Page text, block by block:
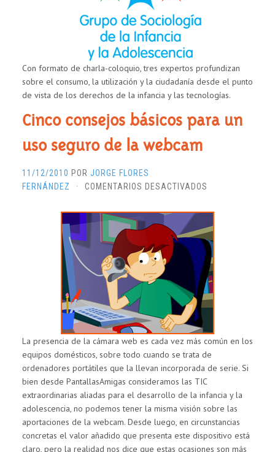
DEDO
EN
LA
Con formato de charla-coloquio, tres expertos profundizan
sobre el consumo, la utilización y la ciudadanía desde el punto
de vista de los derechos de la infancia y las tecnologías.
Cinco consejos básicos para un
uso seguro de la webcam
11/12/2010 POR JORGE FLORES
FERNÁNDEZ
· COMENTARIOS DESACTIVADOS
CONSEJOS
BÁSICOS
PARA
UN
USO
SEGURO
DE
LA
La presencia de la cámara web es cada vez más común en los
equipos domésticos, sobre todo cuando se trata de
ordenadores portátiles que la llevan incorporada de serie. Si
bien desde PantallasAmigas consideramos las TIC
extraordinarias aliadas para el desarrollo de la infancia y la
adolescencia, no podemos tener la misma visión sobre las
aportaciones de la webcam. Desde luego, en circunstancias
concretas el valor añadido que presenta este dispositivo está
claro, pero la realidad nos dice que estas ocasiones son más